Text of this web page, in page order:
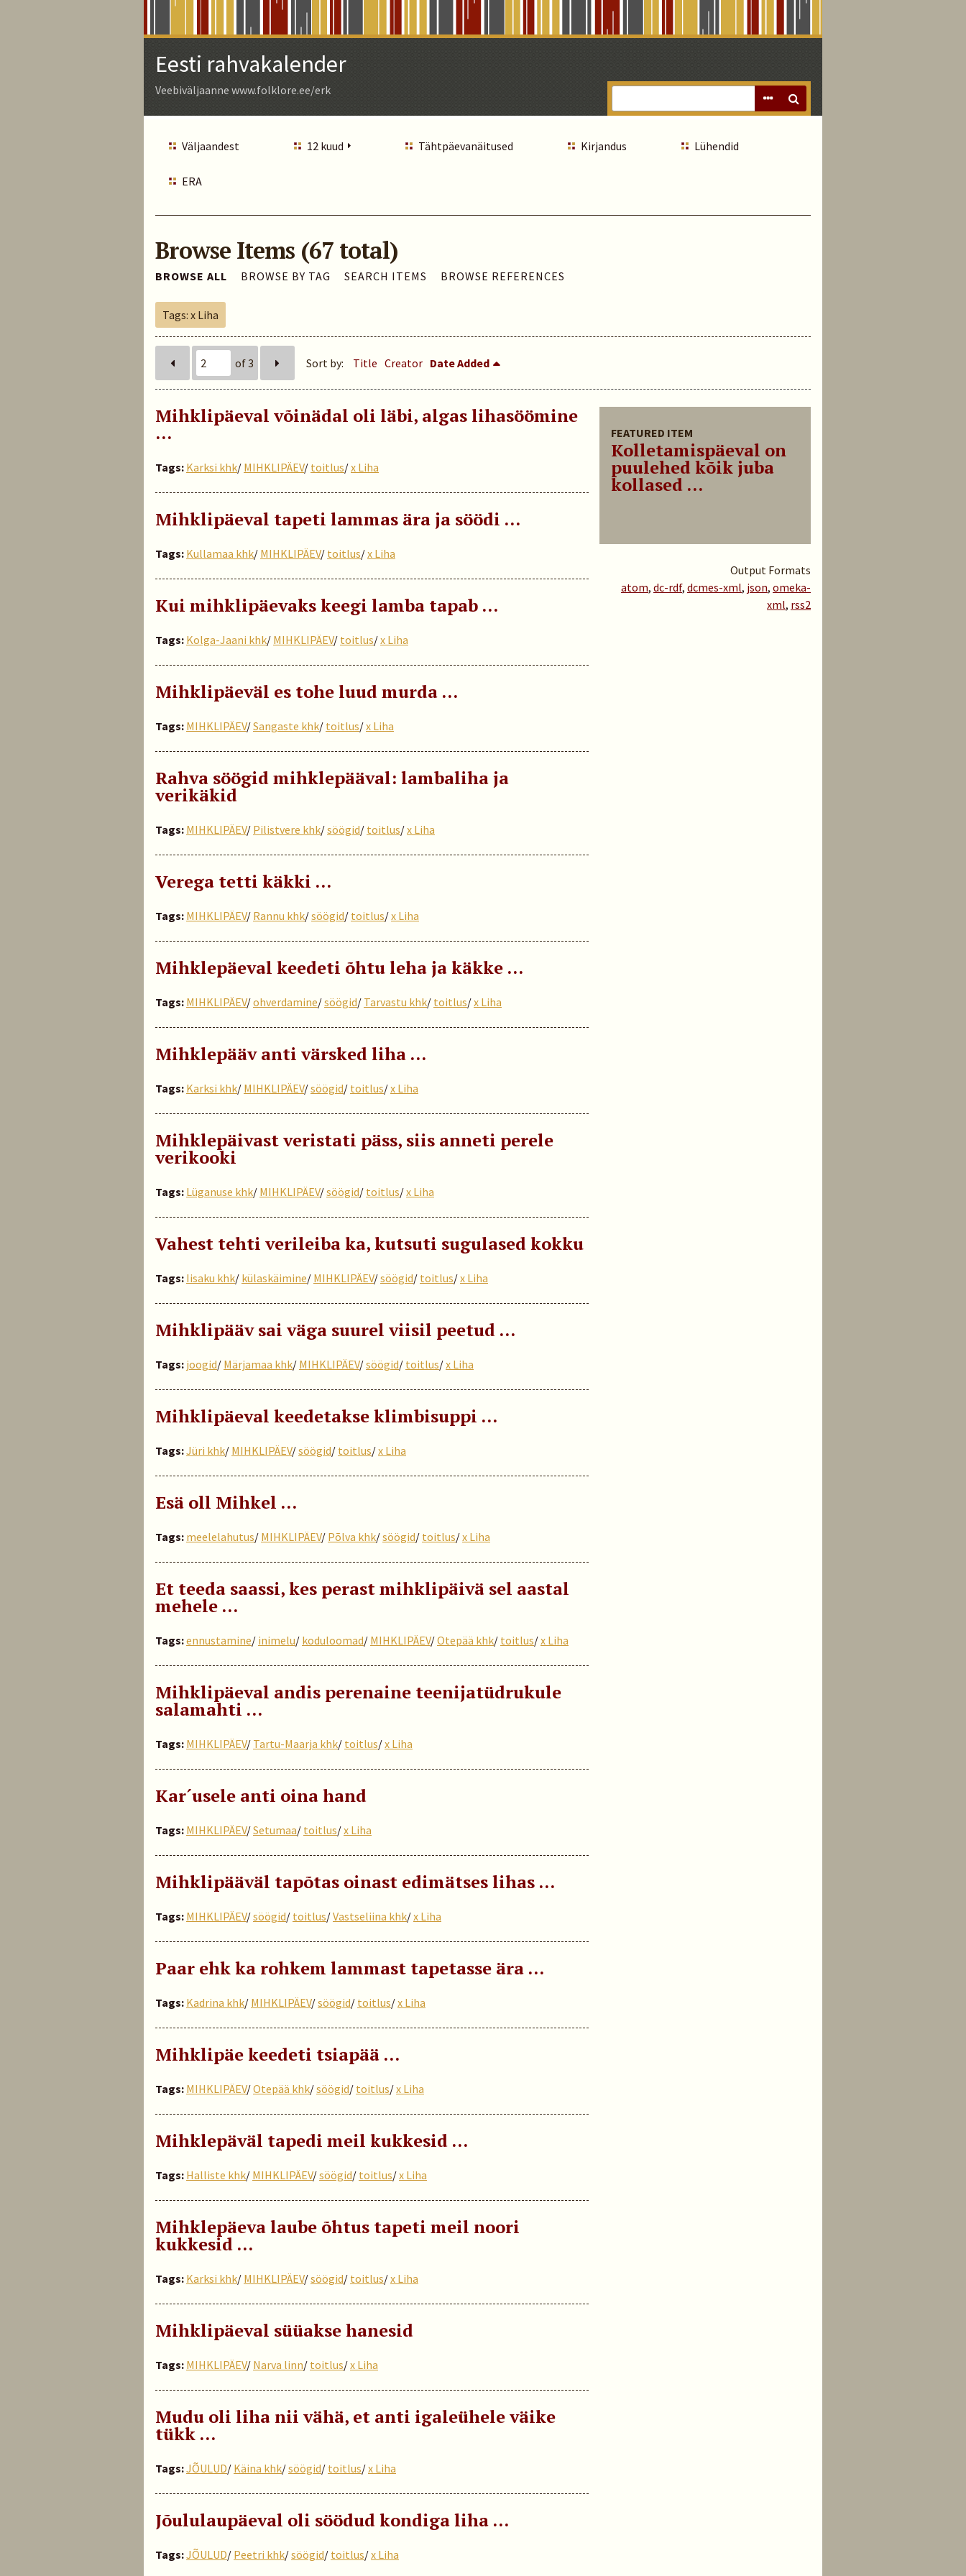
Eesti rahvakalender
Veebiväljaanne www.folklore.ee/erk
Väljaandest 12 kuud Tähtpäevanäitused Kirjandus Lühendid
ERA
Browse Items (67 total)
BROWSE ALL BROWSE BY TAG SEARCH ITEMS BROWSE REFERENCES
Tags: x Liha
of 3 Sort by: Title Creator Date Added
FEATURED ITEM
Kolletamispäeval on
puulehed kõik juba
kollased ...
Mihklipäeval võinädal oli läbi, algas lihasöömine
...
Tags: Karksi khk/ MIHKLIPÄEV/ toitlus/x Liha
Mihklipäeval tapeti lammas ära ja söödi ...
Tags: Kullamaa khk/ MIHKLIPÄEV/ toitlus/x Liha
Kui mihklipäevaks keegi lamba tapab …
Tags: Kolga-Jaani khk/ MIHKLIPÄEV/ toitlus/x Liha
Mihklipäeväl es tohe luud murda …
Tags: MIHKLIPÄEV/Sangaste khk/ toitlus/x Liha
Rahva söögid mihklepääval: lambaliha ja
verikäkid
Tags: MIHKLIPÄEV/ Pilistvere khk/söögid/ toitlus/x Liha
Verega tetti käkki …
Tags: MIHKLIPÄEV/ Rannu khk/söögid/ toitlus/x Liha
Mihklepäeval keedeti õhtu leha ja käkke …
Tags: MIHKLIPÄEV/ohverdamine/söögid/ Tarvastu khk/ toitlus/x Liha
Mihklepääv anti värsked liha …
Tags: Karksi khk/ MIHKLIPÄEV/söögid/ toitlus/x Liha
Mihklepäivast veristati päss, siis anneti perele
verikooki
Tags: Lüganuse khk/ MIHKLIPÄEV/söögid/ toitlus/x Liha
Vahest tehti verileiba ka, kutsuti sugulased kokku
Tags: Iisaku khk/ külaskäimine/ MIHKLIPÄEV/söögid/ toitlus/x Liha
Mihklipääv sai väga suurel viisil peetud …
Tags: joogid/ Märjamaa khk/ MIHKLIPÄEV/söögid/ toitlus/x Liha
Mihklipäeval keedetakse klimbisuppi …
Tags:Jüri khk/ MIHKLIPÄEV/söögid/ toitlus/x Liha
Esä oll Mihkel …
Tags: meelelahutus/ MIHKLIPÄEV/ Põlva khk/söögid/ toitlus/x Liha
Et teeda saassi, kes perast mihklipäivä sel aastal
mehele …
Tags:ennustamine/ inimelu/ koduloomad/ MIHKLIPÄEV/Otepää khk/ toitlus/x Liha
Mihklipäeval andis perenaine teenijatüdrukule
salamahti …
Tags: MIHKLIPÄEV/ Tartu-Maarja khk/ toitlus/x Liha
Kar´usele anti oina hand
Tags: MIHKLIPÄEV/Setumaa/ toitlus/x Liha
Mihklipääväl tapõtas oinast edimätses lihas …
Tags: MIHKLIPÄEV/söögid/ toitlus/Vastseliina khk/x Liha
Paar ehk ka rohkem lammast tapetasse ära …
Tags: Kadrina khk/ MIHKLIPÄEV/söögid/ toitlus/x Liha
Mihklipäe keedeti tsiapää …
Tags: MIHKLIPÄEV/Otepää khk/söögid/ toitlus/x Liha
Mihklepäväl tapedi meil kukkesid …
Tags: Halliste khk/ MIHKLIPÄEV/söögid/ toitlus/x Liha
Mihklepäeva laube õhtus tapeti meil noori
kukkesid …
Tags: Karksi khk/ MIHKLIPÄEV/söögid/ toitlus/x Liha
Mihklipäeval süüakse hanesid
Tags: MIHKLIPÄEV/ Narva linn/ toitlus/x Liha
Mudu oli liha nii vähä, et anti igaleühele väike
tükk …
Tags:JÕULUD/ Käina khk/söögid/ toitlus/x Liha
Jõululaupäeval oli söödud kondiga liha …
Tags:JÕULUD/ Peetri khk/söögid/ toitlus/x Liha
Output Formats
atom, dc-rdf, dcmes-xml, json, omeka-
xml, rss2